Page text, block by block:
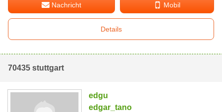
Nachricht Mobil
Details
70435 stuttgart
edgu
edgar_tano